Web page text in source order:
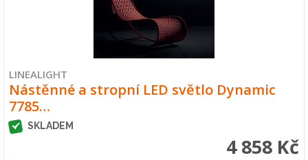
LINEALIGHT
Nástěnné a stropní LED světlo Dynamic
7785…
SKLADEM
4 858 Kč